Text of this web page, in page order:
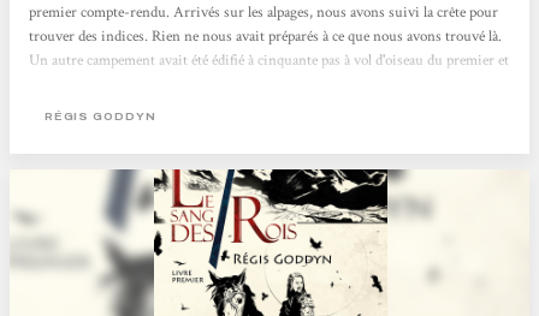
premier compte-rendu. Arrivés sur les alpages, nous avons suivi la crête pour
trouver des indices. Rien ne nous avait préparés à ce que nous avons trouvé là.
Un autre campement avait été édifié à cinquante pas à vol d'oiseau du premier et
occupants s'en étaient allés quelques heures auparavant." Un...
RÉGIS GODDYN